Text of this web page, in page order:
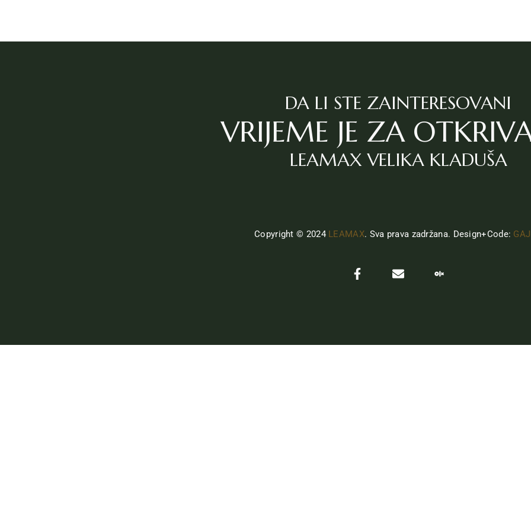
DA LI STE ZAINTERESOVANI
VRIJEME JE ZA
LEAMAX VELIKA KLADUŠA
Copyright © 2024 LEAMAX. Sva prava zadržana. Design+Code: